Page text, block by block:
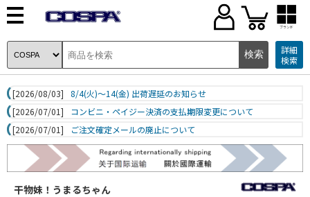
ブランド
詳細
検索
[2026/08/03]
8/4(火)～14(金) 出荷遅延のお知らせ
[2026/07/01]
コンビニ・ペイジー決済の支払期限変更について
[2026/07/01]
ご注文確定メールの廃止について
干物妹！うまるちゃん